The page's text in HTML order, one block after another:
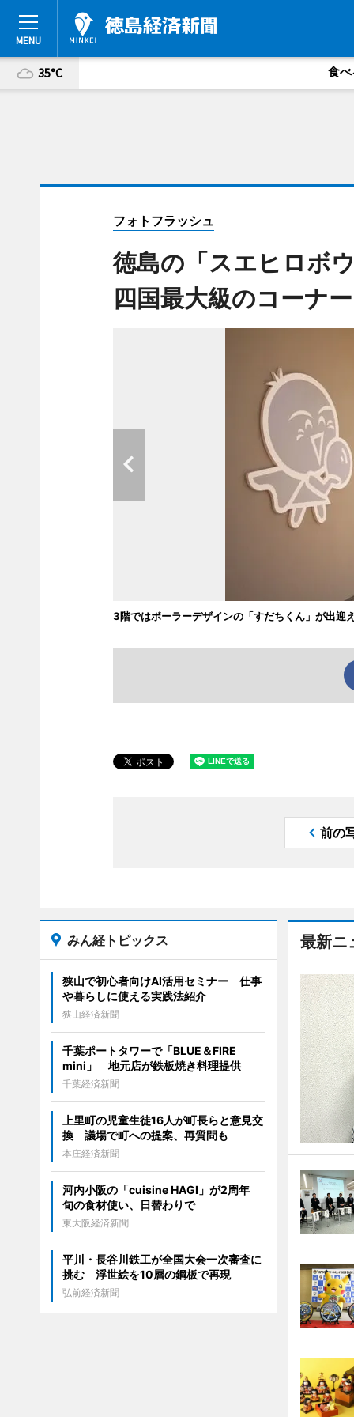
35°C 食べ
フォトフラッシュ
徳島の「スエヒロボ
四国最大級のコーナ
3階ではボーラーデザインの「すだちくん」が出迎
前の
最新ニ
みん経トピックス
狭山で初心者向けAI活用セミナー 仕事
や暮らしに使える実践法紹介
狭山経済新聞
千葉ポートタワーで「BLUE＆FIRE
mini」 地元店が鉄板焼き料理提供
千葉経済新聞
上里町の児童生徒16人が町長らと意見交
換 議場で町への提案、再質問も
本庄経済新聞
河内小阪の「cuisine HAGI」が2周年
旬の食材使い、日替わりで
東大阪経済新聞
平川・長谷川鉄工が全国大会一次審査に
挑む 浮世絵を10層の鋼板で再現
弘前経済新聞